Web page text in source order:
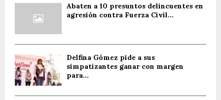
Abaten a 10 presuntos delincuentes en
agresión contra Fuerza Civil...
Delfina Gómez pide a sus
simpatizantes ganar con margen
para...